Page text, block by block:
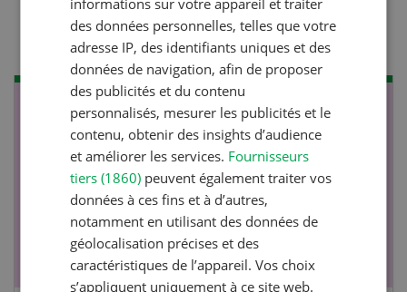
Climat d’étable
NOV
-
JAN
26
des données personnelles, telles que votre
adresse IP, des identifiants uniques et des
données de navigation, afin de proposer
des publicités et du contenu
personnalisés, mesurer les publicités et le
contenu, obtenir des insights d’audience
et améliorer les services. Fournisseurs
tiers (1860) peuvent également traiter vos
données à ces fins et à d’autres,
notamment en utilisant des données de
géolocalisation précises et des
caractéristiques de l’appareil. Vos choix
s’appliquent uniquement à ce site web.